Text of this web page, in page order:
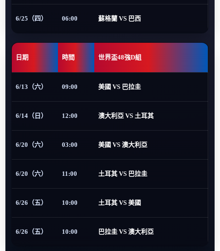
6/25（四） 06:00 蘇格蘭 VS 巴西
日期 時間 世界盃48強D組
6/13（六） 09:00 美國 VS 巴拉圭
6/14（日） 12:00 澳大利亞 VS 土耳其
6/20（六） 03:00 美國 VS 澳大利亞
6/20（六） 11:00 土耳其 VS 巴拉圭
6/26（五） 10:00 土耳其 VS 美國
6/26（五） 10:00 巴拉圭 VS 澳大利亞